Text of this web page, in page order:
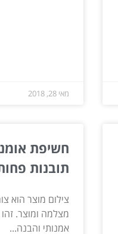
מאי 28, 2018
תובנות
צילום מוצר הוא
מצלמה ומוצר. זהו
אמנותי והבנה...